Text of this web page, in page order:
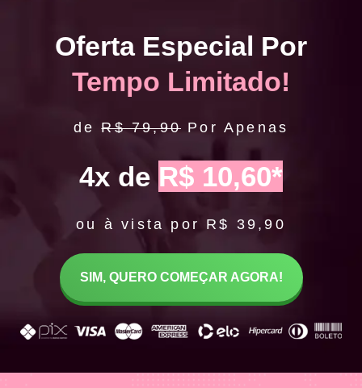
Oferta Especial Por
Tempo Limitado!
deR$ 79,90 Por Apenas
4x de R$ 10,60*
ou à vista por R$ 39,90
SIM, QUERO COMEÇAR AGORA!